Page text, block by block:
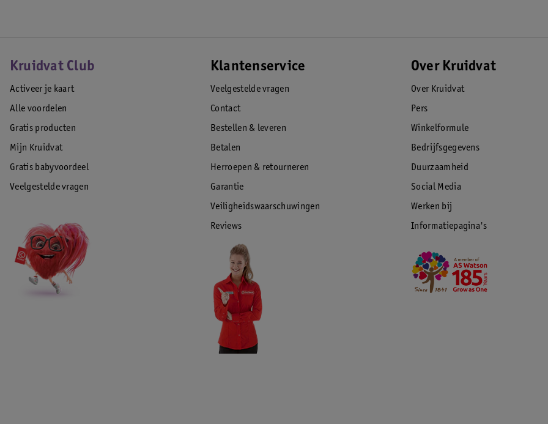
Kruidvat Club
Activeer je kaart
Alle voordelen
Gratis producten
Mijn Kruidvat
Gratis babyvoordeel
Veelgestelde vragen
Klantenservice
Veelgestelde vragen
Contact
Bestellen & leveren
Betalen
Herroepen & retourneren
Garantie
Veiligheidswaarschuwingen
Reviews
Over Kruidvat
Over Kruidvat
Pers
Winkelformule
Bedrijfsgegevens
Duurzaamheid
Social Media
Werken bij
Informatiepagina's